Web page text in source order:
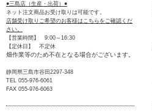
●三島店（生産・出荷）●
ネット注文商品お受け取りは可能です。
店舗受け取りご希望のお客様はこちらをご確認くだ
さい。
【営業時間】 9:00～16:30
【定休日】 不定休
畑作業等のため不在となる場合がございます。
静岡県三島市谷田2297-348
TEL 055-976-6061
FAX 055-976-6063